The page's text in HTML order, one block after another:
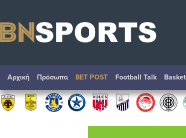
Αρχική Πρόσωπα BET POST Football Talk